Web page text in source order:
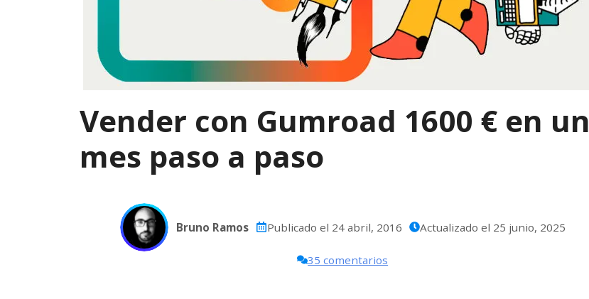
Vender con Gumroad 1600 € en un
mes paso a paso
Bruno Ramos Publicado el 24 abril, 2016 Actualizado el 25 junio, 2025
35 comentarios